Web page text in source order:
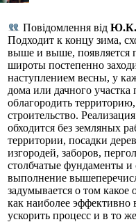
Повідомлення від
Подходит к концу зима,
выше и выше, появляется
широты постепенно
наступлением весны, у
дома или дачного
облагородить
строительство.
обходится без земляных
территории, посадки
изгородей, заборов,
столбчатые фундаменты
выполнение
задумывается о том какое
как наиболее эффективно
ускорить процесс и в то